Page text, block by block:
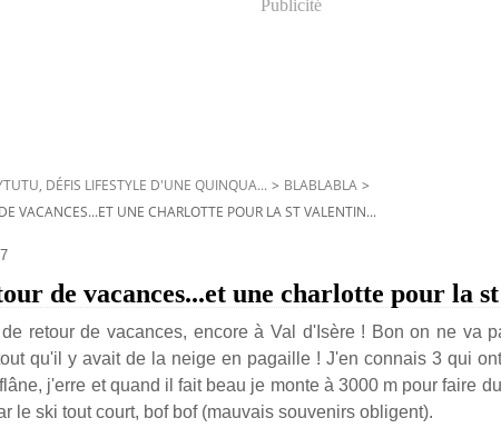
Publicité
DÉFIS LIFESTYLE D'UNE QUINQUA... > BLABLABLA >
VACANCES...ET UNE CHARLOTTE POUR LA ST VALENTIN...
de vacances...et une charlotte pour la
retour de vacances, encore à Val d'Isère ! Bon on ne va
qu'il y avait de la neige en pagaille ! J'en connais 3 qui
j'erre et quand il fait beau je monte à 3000 m pour faire du
le ski tout court, bof bof (mauvais souvenirs obligent).